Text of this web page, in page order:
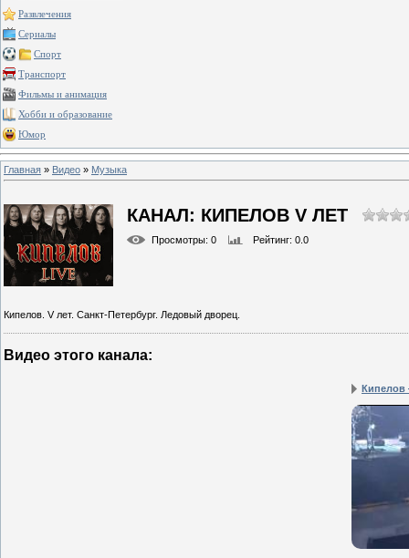
Развлечения
Сериалы
Спорт
Транспорт
Фильмы и анимация
Хобби и образование
Юмор
Главная » Видео » Музыка
КАНАЛ: КИПЕЛОВ V ЛЕТ
Просмотры: 0 Рейтинг: 0.0
Кипелов. V лет. Санкт-Петербург. Ледовый дворец.
Видео этого канала: